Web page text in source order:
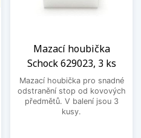
Mazací houbička
Schock 629023, 3 ks
Mazací houbička pro snadné
odstranění stop od kovových
předmětů. V balení jsou 3
kusy.